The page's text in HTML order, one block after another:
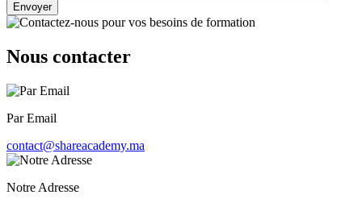
Envoyer
Nous contacter
Par Email
contact@shareacademy.ma
Notre Adresse